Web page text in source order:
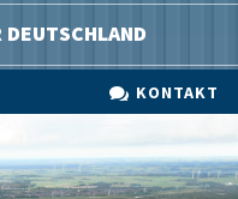
DEUTSCHLAND
 KONTAKT